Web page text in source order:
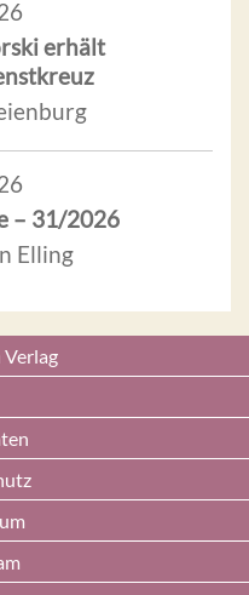
erhält
– 31/2026
Elling